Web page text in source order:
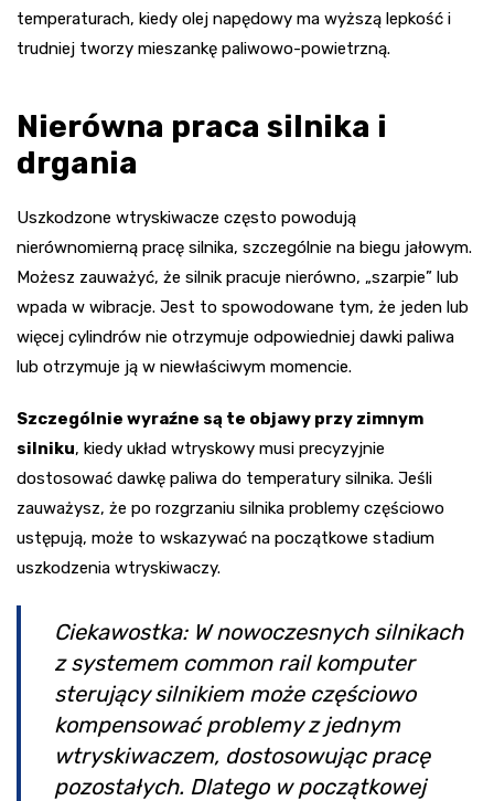
temperaturach, kiedy olej napędowy ma wyższą lepkość i
trudniej tworzy mieszankę paliwowo-powietrzną.
Nierówna praca silnika i
drgania
Uszkodzone wtryskiwacze często powodują
nierównomierną pracę silnika, szczególnie na biegu jałowym.
Możesz zauważyć, że silnik pracuje nierówno, „szarpie” lub
wpada w wibracje. Jest to spowodowane tym, że jeden lub
więcej cylindrów nie otrzymuje odpowiedniej dawki paliwa
lub otrzymuje ją w niewłaściwym momencie.
Szczególnie wyraźne są te objawy przy zimnym
silniku, kiedy układ wtryskowy musi precyzyjnie
dostosować dawkę paliwa do temperatury silnika. Jeśli
zauważysz, że po rozgrzaniu silnika problemy częściowo
ustępują, może to wskazywać na początkowe stadium
uszkodzenia wtryskiwaczy.
Ciekawostka: W nowoczesnych silnikach
z systemem common rail komputer
sterujący silnikiem może częściowo
kompensować problemy z jednym
wtryskiwaczem, dostosowując pracę
pozostałych. Dlatego w początkowej